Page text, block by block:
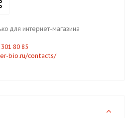
для интернет-магазина
80 85
bio.ru/contacts/